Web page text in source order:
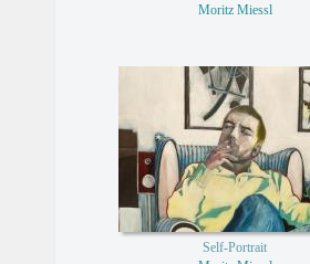
Moritz Miessl
Self-Portrait